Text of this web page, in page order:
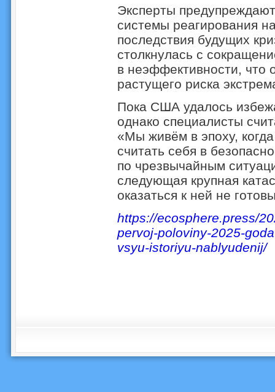
Эксперты
системы реагирования
последствия будущих
столкнулась с
в неэффективности, что
растущего риска
Пока США удалось
однако специалисты
«Мы живём в эпоху,
считать себя в
по чрезвычайным
следующая крупная
оказаться к ней не
https://ecosphere.press/
pervoj-poloviny-2025-
vsyu-istoriyu-nablyudenij/